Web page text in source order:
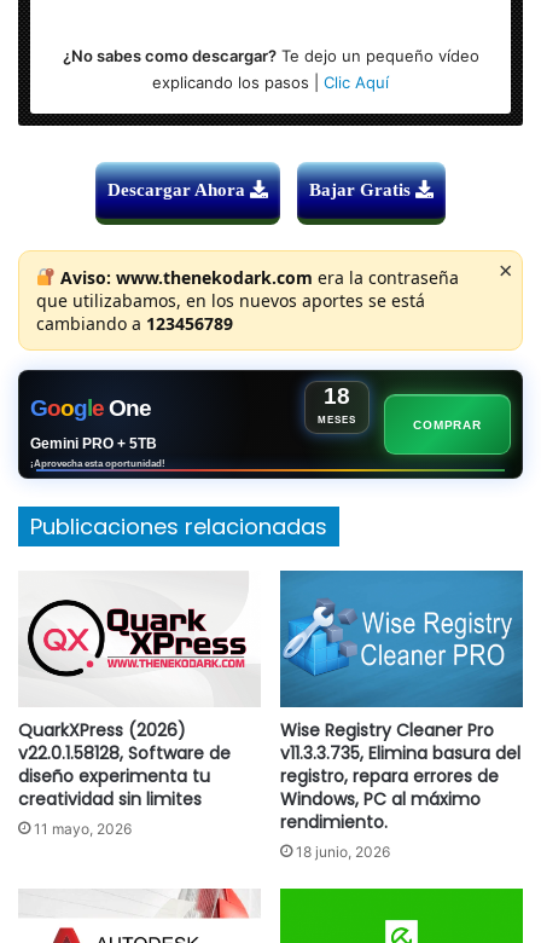
¿No sabes como descargar?Te dejo un pequeño vídeo
explicando los pasos | Clic Aquí
Descargar Ahora Bajar Gratis
Aviso: www.thenekodark.com era la contraseña
que utilizabamos, en los nuevos aportes se está
cambiando a 123456789
×
GoogleOne 18
MESES
Gemini PRO + 5TB
¡Aprovecha esta oportunidad!
COMPRAR
Publicaciones relacionadas
QuarkXPress (2026)
v22.0.1.58128, Software de
diseño experimenta tu
creatividad sin limites
11 mayo, 2026
Wise Registry Cleaner Pro
v11.3.3.735, Elimina basura del
registro, repara errores de
Windows, PC al máximo
rendimiento.
18 junio, 2026